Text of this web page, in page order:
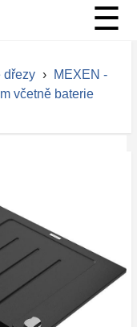
☰
dřezy ›
MEXEN -
včetně baterie